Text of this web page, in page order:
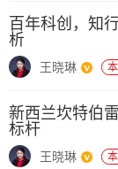
容
百年科创，知
析
王晓琳
新西兰坎特伯
标杆
王晓琳